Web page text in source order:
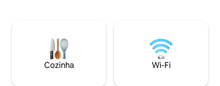
alta ou ruídos que tirem a tranquilidade
do condomínio ou dos vizinhos não são
permitidos. Isso acarreta uma
PENALIDADE.
rua. Rodeado
restaurantes e
Cozinha Wi-Fi